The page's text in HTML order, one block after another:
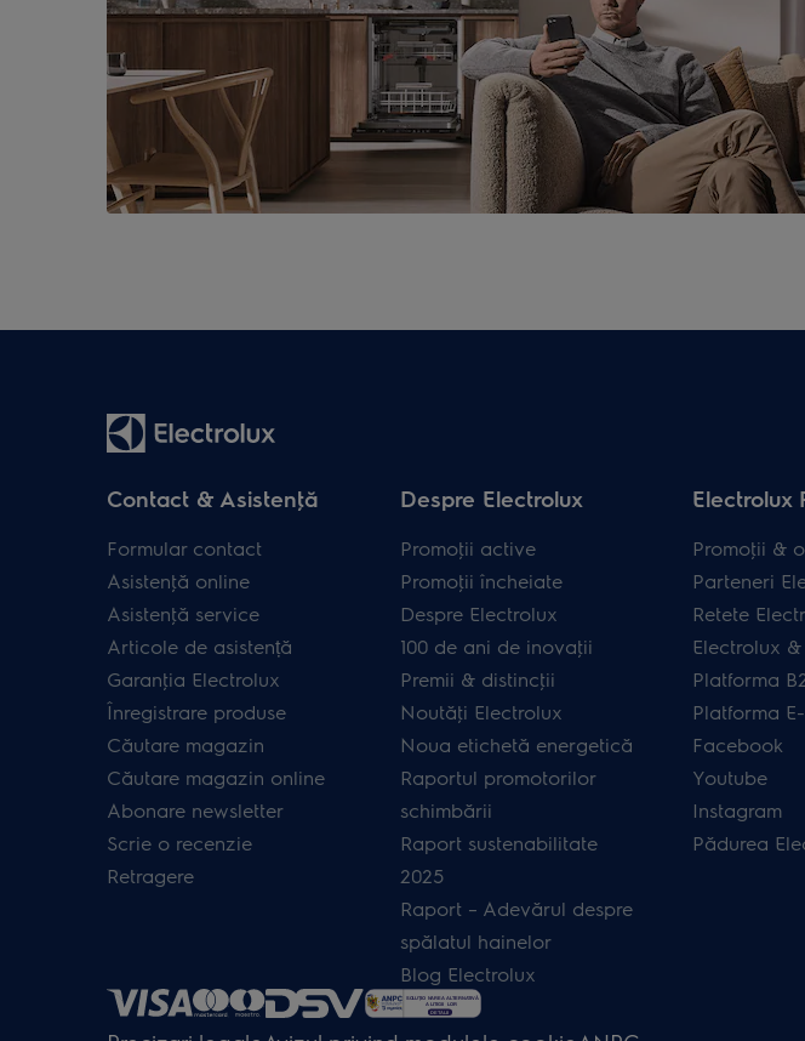
Contact & Asistenţă
Formular contact
Asistenţă online
Asistenţă service
Articole de asistență
Garanţia Electrolux
Înregistrare produse
Căutare magazin
Căutare magazin online
Abonare newsletter
Scrie o recenzie
Retragere
Despre Electrolux
Promoţii active
Promoţii încheiate
Despre Electrolux
100 de ani de inovaţii
Premii & distincţii
Noutăţi Electrolux
Noua etichetă energetică
Raportul promotorilor
schimbării
Raport sustenabilitate
2025
Raport – Adevărul despre
spălatul hainelor
Blog Electrolux
Electrolux
Promoţii &
Parteneri
Retete
Electrolux &
Platforma
Platforma
Facebook
Youtube
Instagram
Pădurea